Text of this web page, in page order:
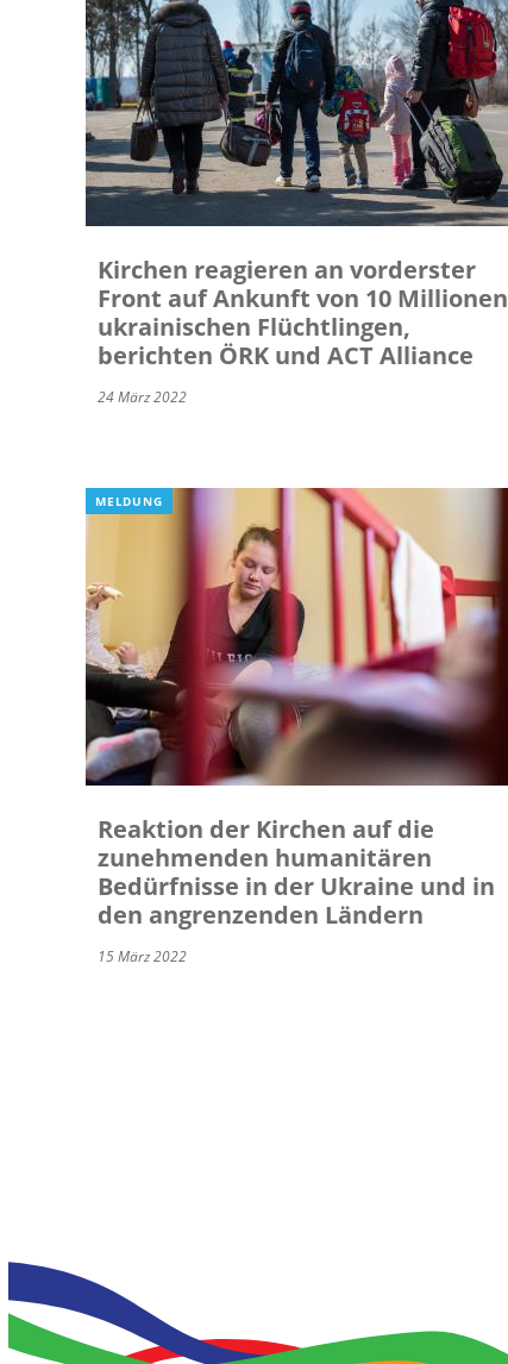
Kirchen reagieren an vorderster
Front auf Ankunft von 10 Millionen
ukrainischen Flüchtlingen,
berichten ÖRK und ACT Alliance
24 März 2022
MELDUNG
Reaktion der Kirchen auf die
zunehmenden humanitären
Bedürfnisse in der Ukraine und in
den angrenzenden Ländern
15 März 2022